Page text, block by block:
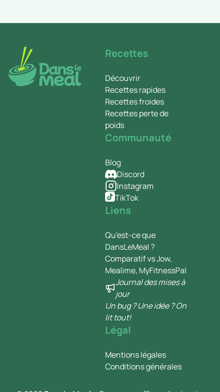
Recettes
Découvrir
Recettes rapides
Recettes froides
Recettes perte de
poids
Communauté
Blog
Discord
Instagram
TikTok
Liens
Qu'est-ce que
DansLeMeal ?
Comparatif vs Jow,
Mealime, MyFitnessPal
Journal des mises à
jour
Un bug ? Une idée ? On
lit tout!
Légal
Mentions légales
Conditions générales